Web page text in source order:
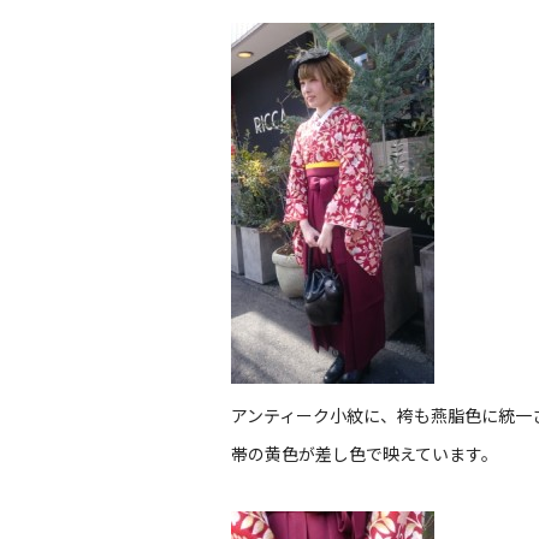
アンティーク小紋に、袴も燕脂色に統一
帯の黄色が差し色で映えています。